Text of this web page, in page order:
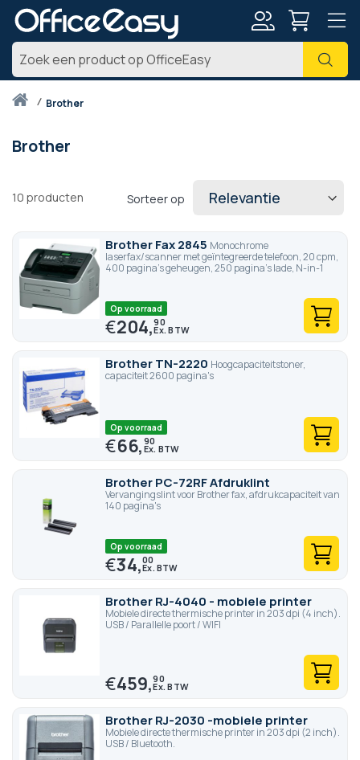
Zoek
Thuisbrother
Brother
10 producten Sorteer op
Brother Fax 2845 Monochrome
laserfax/scanner met geïntegreerde telefoon, 20 cpm,
400 pagina's geheugen, 250 pagina's lade, N-in-1
Op voorraad
€204,90
Brother TN-2220 Hoogcapaciteitstoner,
capaciteit 2600 pagina's
Op voorraad
€66,90
Brother PC-72RF Afdruklint
Vervangingslint voor Brother fax, afdrukcapaciteit van
140 pagina's
Op voorraad
€34,00
Brother RJ-4040 - mobiele printer
Mobiele directe thermische printer in 203 dpi (4 inch).
USB / Parallelle poort / WIFI
€459,90
Brother RJ-2030 -mobiele printer
Mobiele directe thermische printer in 203 dpi (2 inch).
USB / Bluetooth.